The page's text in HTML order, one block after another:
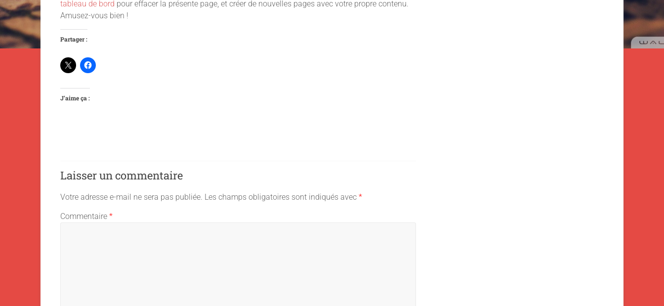
tableau de bord pour effacer la présente page, et créer de nouvelles pages avec votre propre contenu.
Amusez-vous bien !
Partager :
J’aime ça :
Laisser un commentaire
Votre adresse e-mail ne sera pas publiée. Les champs obligatoires sont indiqués avec *
Commentaire *